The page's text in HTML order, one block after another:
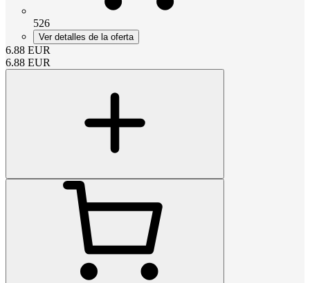
526
Ver detalles de la oferta
6.88 EUR
6.88 EUR